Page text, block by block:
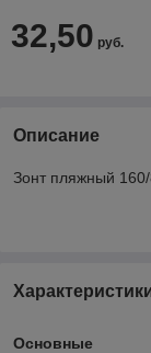
32,50 руб.
Описание
Зонт пляжный
Основные